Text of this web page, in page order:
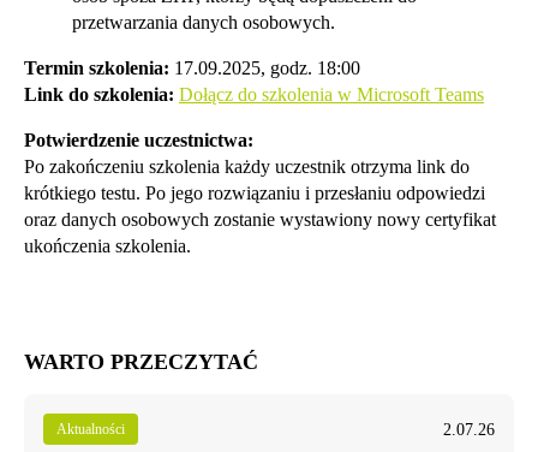
przetwarzania danych osobowych.
Termin szkolenia: 17.09.2025, godz. 18:00
Link do szkolenia: Dołącz do szkolenia w Microsoft Teams
Potwierdzenie uczestnictwa:
Po zakończeniu szkolenia każdy uczestnik otrzyma link do
krótkiego testu. Po jego rozwiązaniu i przesłaniu odpowiedzi
oraz danych osobowych zostanie wystawiony nowy certyfikat
ukończenia szkolenia.
WARTO PRZECZYTAĆ
Aktualności 2.07.26